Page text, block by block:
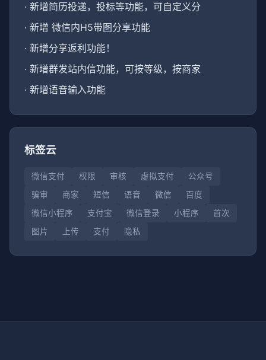
· 新增简历投递，投标等功能，可自定义分
· 新增 微信内H5带图分享功能
· 新增分享返利功能！
· 新增群发站内信功能，可按等级，按商家
· 新增语音输入功能
标签云
微信支付 权限 审核 虚拟支付
公众号
骗审
商家 短信 语音 微信
百度
微信小程序
支付宝 微信登录 小程序
首次
图片
上传 支付 隐私